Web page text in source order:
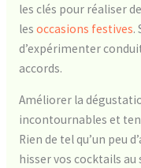
les clés pour réaliser
les occasions festives.
d’expérimenter
accords.
Améliorer la
incontournables et
Rien de tel qu’un peu
hisser vos cocktails au